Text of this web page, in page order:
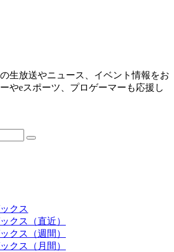
生放送やニュース、イベント情報をお
やeスポーツ、プロゲーマーも応援し
クス
クス（直近）
クス（週間）
クス（月間）